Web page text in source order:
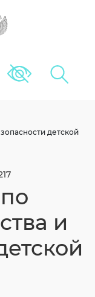
Версия для
детской
и
данных